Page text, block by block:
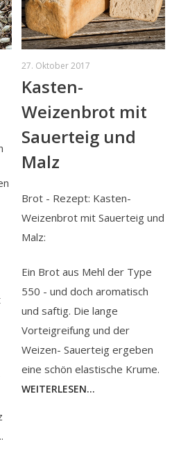
27. Oktober 2017
Kasten-
Weizenbrot mit
Sauerteig und
Malz
Brot - Rezept: Kasten-
Weizenbrot mit Sauerteig und
Malz:
Ein Brot aus Mehl der Type
550 - und doch aromatisch
und saftig. Die lange
Vorteigreifung und der
Weizen- Sauerteig ergeben
eine schön elastische Krume.
WEITERLESEN...